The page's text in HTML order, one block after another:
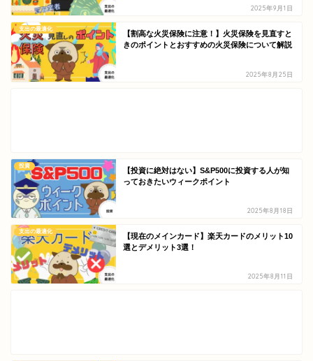
2025年9月1日
支出の最適化
【割高な火災保険に注意！】火災保険を見直すと
きのポイントとおすすめの火災保険について解説
2025年8月25日
投資
【投資に絶対はない】S&P500に投資する人が知
っておきたいウィークポイント
2025年8月18日
支出の最適化
【現在のメインカード】楽天カードのメリット10
選とデメリット3選！
2025年8月11日